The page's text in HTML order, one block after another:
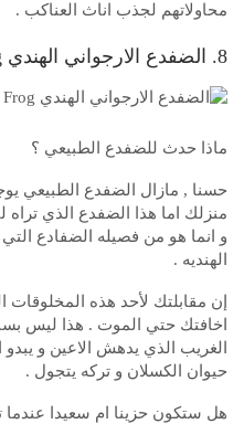
محاولاتهم لجذب اناث العناكب .
8. الضفدع الارجواني الهندي Indian Purple Frog
ماذا حدث للضفدع الطبيعي ؟
حسنا , مازال الضفدع الطبيعي
منزلك اما هذا الضفدع الذي تراه
و انما هو من فصيله الضفادع
الهنديه .
إن مقابلتك لأحد هذه المخلوقات
اخافتك حتي الموت . هذا ليس
الغريب الذي يدهش الاعين و
حيوان الكسلان و تركه يتجول .
هل ستكون حزينا ام سعيدا عندما